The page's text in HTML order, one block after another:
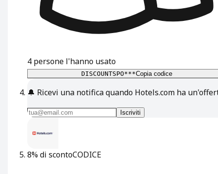
4 persone l'hanno usato
DISCOUNTSPO***Copia codice
🔔 Ricevi una notifica quando Hotels.com ha
Iscriviti
8% di scontoCODICE